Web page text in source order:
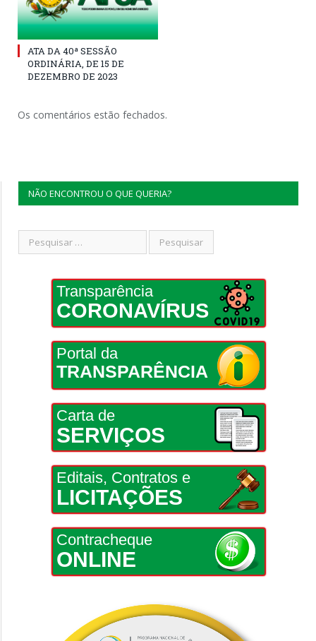
ATA DA 40ª SESSÃO
ORDINÁRIA, DE 15 DE
DEZEMBRO DE 2023
Os comentários estão fechados.
NÃO ENCONTROU O QUE QUERIA?
Transparência
CORONAVÍRUS
Portal da
TRANSPARÊNCIA
Carta de
SERVIÇOS
Editais, Contratos e
LICITAÇÕES
Contracheque
ONLINE